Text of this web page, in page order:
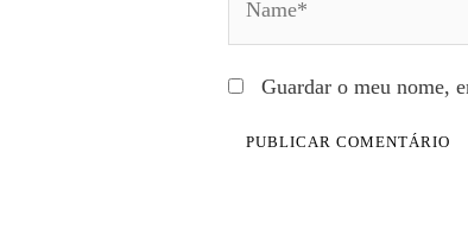
Guardar o meu nome,